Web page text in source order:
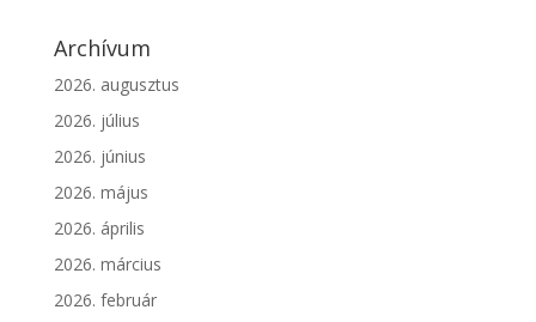
Archívum
2026. augusztus
2026. július
2026. június
2026. május
2026. április
2026. március
2026. február